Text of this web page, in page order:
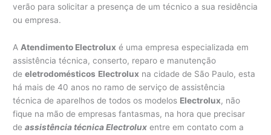
verão para solicitar a presença de um técnico a sua residência
ou empresa.
AAtendimento Electrolux é uma empresa especializada em
assistência técnica, conserto, reparo e manutenção
deeletrodomésticos Electrolux na cidade de São Paulo, esta
há mais de 40 anos no ramo de serviço de assistência
técnica de aparelhos de todos os modelos Electrolux, não
fique na mão de empresas fantasmas, na hora que precisar
deassistência técnica Electrolux entre em contato com a